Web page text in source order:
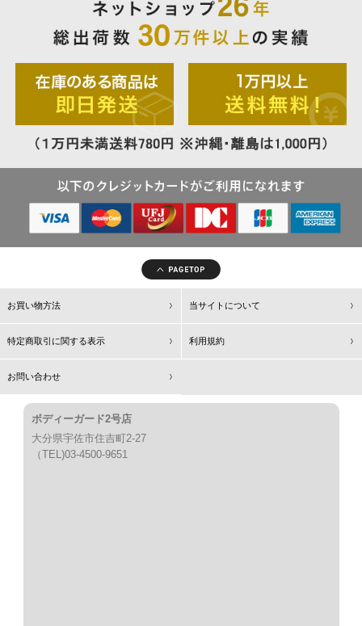
お買い物方法 当サイトについて
特定商取引に関する表示 利用規約
お問い合わせ
ボディーガード2号店
大分県宇佐市住吉町2-27
（TEL)03-4500-9651